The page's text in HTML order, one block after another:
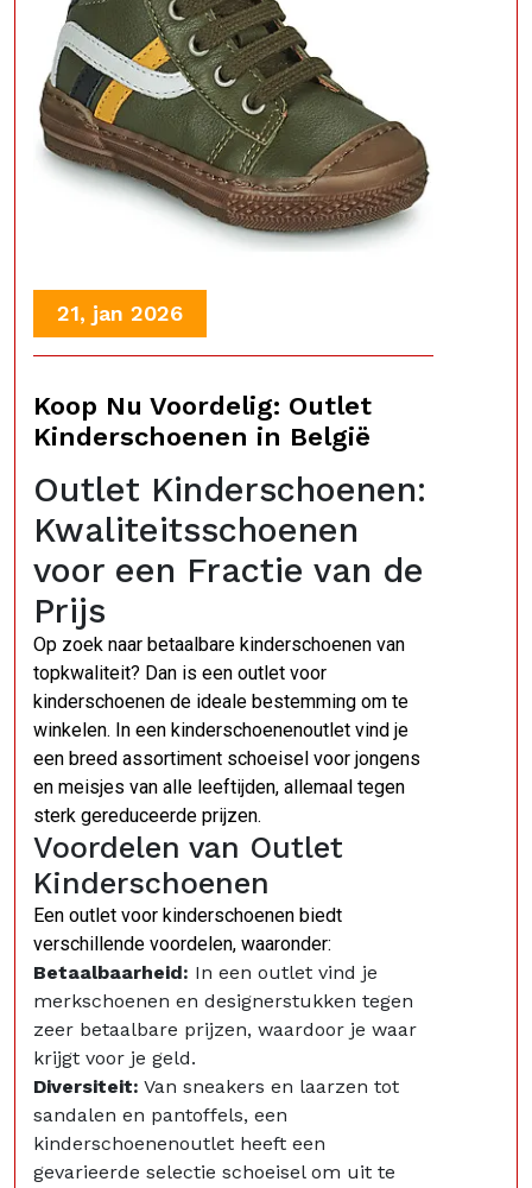
21, jan 2026
Koop Nu Voordelig: Outlet
Kinderschoenen in België
Outlet Kinderschoenen:
Kwaliteitsschoenen
voor een Fractie van de
Prijs
Op zoek naar betaalbare kinderschoenen van
topkwaliteit? Dan is een outlet voor
kinderschoenen de ideale bestemming om te
winkelen. In een kinderschoenenoutlet vind je
een breed assortiment schoeisel voor jongens
en meisjes van alle leeftijden, allemaal tegen
sterk gereduceerde prijzen.
Voordelen van Outlet
Kinderschoenen
Een outlet voor kinderschoenen biedt
verschillende voordelen, waaronder:
Betaalbaarheid: In een outlet vind je
merkschoenen en designerstukken tegen
zeer betaalbare prijzen, waardoor je waar
krijgt voor je geld.
Diversiteit: Van sneakers en laarzen tot
sandalen en pantoffels, een
kinderschoenenoutlet heeft een
gevarieerde selectie schoeisel om uit te